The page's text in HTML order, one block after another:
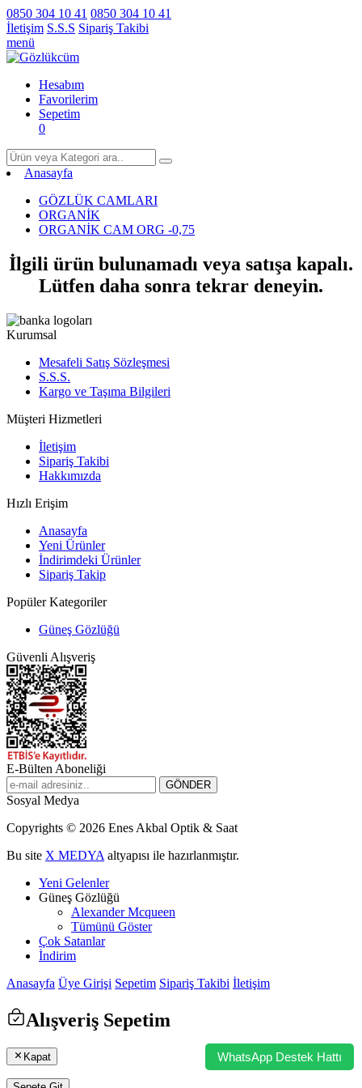
0850 304 10 41 0850 304 10 41
İletişim S.S.S Sipariş Takibi
menü
Hesabım
Favorilerim
Sepetim
0
Anasayfa
GÖZLÜK CAMLARI
ORGANİK
ORGANİK CAM ORG -0,75
İlgili ürün bulunamadı veya satışa kapalı.
Lütfen daha sonra tekrar deneyin.
Kurumsal
Mesafeli Satış Sözleşmesi
S.S.S.
Kargo ve Taşıma Bilgileri
Müşteri Hizmetleri
İletişim
Sipariş Takibi
Hakkımızda
Hızlı Erişim
Anasayfa
Yeni Ürünler
İndirimdeki Ürünler
Sipariş Takip
Popüler Kategoriler
Güneş Gözlüğü
Güvenli Alışveriş
E-Bülten Aboneliği
Sosyal Medya
Copyrights © 2026 Enes Akbal Optik & Saat
Bu site X MEDYA altyapısı ile hazırlanmıştır.
Yeni Gelenler
Güneş Gözlüğü
Alexander Mcqueen
Tümünü Göster
Çok Satanlar
İndirim
Anasayfa Üye Girişi Sepetim Sipariş Takibi İletişim
Alışveriş Sepetim
Kapat WhatsApp Destek Hattı